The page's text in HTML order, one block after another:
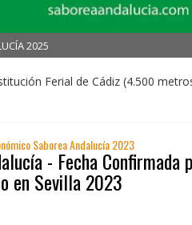
2025
Ferial de Cádiz (4.500
Saborea Andalucía 2023
- Fecha Confirmada
en Sevilla 2023